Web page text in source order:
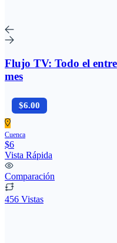
Flujo TV: Todo el
mes
$6.00
Cuenca
$6
Vista Rápida
Comparación
456 Vistas